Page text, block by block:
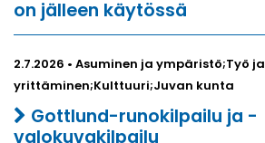
on jälleen käytössä
2.7.2026 • Asuminen ja ympäristö;Työ ja
yrittäminen;Kulttuuri;Juvan kunta
Gottlund-runokilpailu ja -
valokuvakilpailu